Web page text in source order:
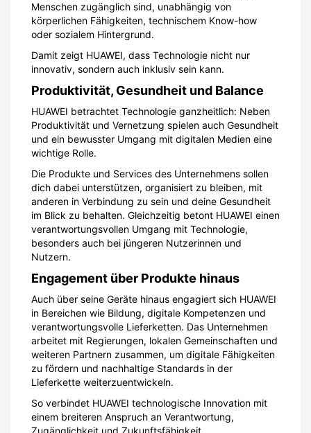
Menschen zugänglich sind, unabhängig von
körperlichen Fähigkeiten, technischem Know-how
oder sozialem Hintergrund.
Damit zeigt HUAWEI, dass Technologie nicht nur
innovativ, sondern auch inklusiv sein kann.
Produktivität, Gesundheit und Balance
HUAWEI betrachtet Technologie ganzheitlich: Neben
Produktivität und Vernetzung spielen auch Gesundheit
und ein bewusster Umgang mit digitalen Medien eine
wichtige Rolle.
Die Produkte und Services des Unternehmens sollen
dich dabei unterstützen, organisiert zu bleiben, mit
anderen in Verbindung zu sein und deine Gesundheit
im Blick zu behalten. Gleichzeitig betont HUAWEI einen
verantwortungsvollen Umgang mit Technologie,
besonders auch bei jüngeren Nutzerinnen und
Nutzern.
Engagement über Produkte hinaus
Auch über seine Geräte hinaus engagiert sich HUAWEI
in Bereichen wie Bildung, digitale Kompetenzen und
verantwortungsvolle Lieferketten. Das Unternehmen
arbeitet mit Regierungen, lokalen Gemeinschaften und
weiteren Partnern zusammen, um digitale Fähigkeiten
zu fördern und nachhaltige Standards in der
Lieferkette weiterzuentwickeln.
So verbindet HUAWEI technologische Innovation mit
einem breiteren Anspruch an Verantwortung,
Zugänglichkeit und Zukunftsfähigkeit.